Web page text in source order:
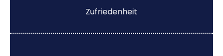
Zufriedenheit